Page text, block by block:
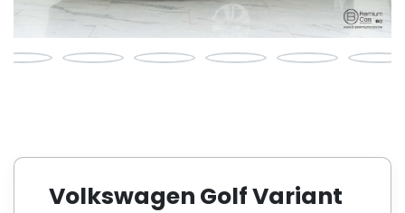
Volkswagen Golf Variant